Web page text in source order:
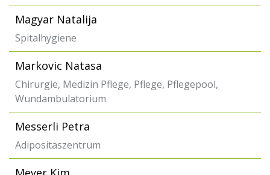
Magyar Natalija
Spitalhygiene
Markovic Natasa
Chirurgie, Medizin Pflege, Pflege, Pflegepool,
Wundambulatorium
Messerli Petra
Adipositaszentrum